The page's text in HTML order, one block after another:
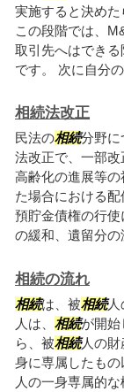
実施すると決めた
この段階では、
取引先へはでき
です。 次に自分
相続法改正
民法の相続分野に
法改正で、一部改
高齢化の進展等の
た場合における
預貯金債権の行
の緩和、遺留分
相続の流れ
相続は、被相続人
人は、 相続が開始
ら、被相続人の財
身に専属したも
人の一身専属的